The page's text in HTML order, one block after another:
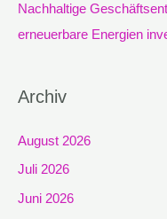
Nachhaltige
erneuerbare Energien
Archiv
August 2026
Juli 2026
Juni 2026